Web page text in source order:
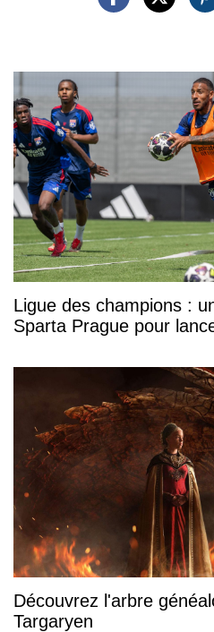
Ligue des champions :
Sparta Prague pour
Découvrez l'arbre
Targaryen